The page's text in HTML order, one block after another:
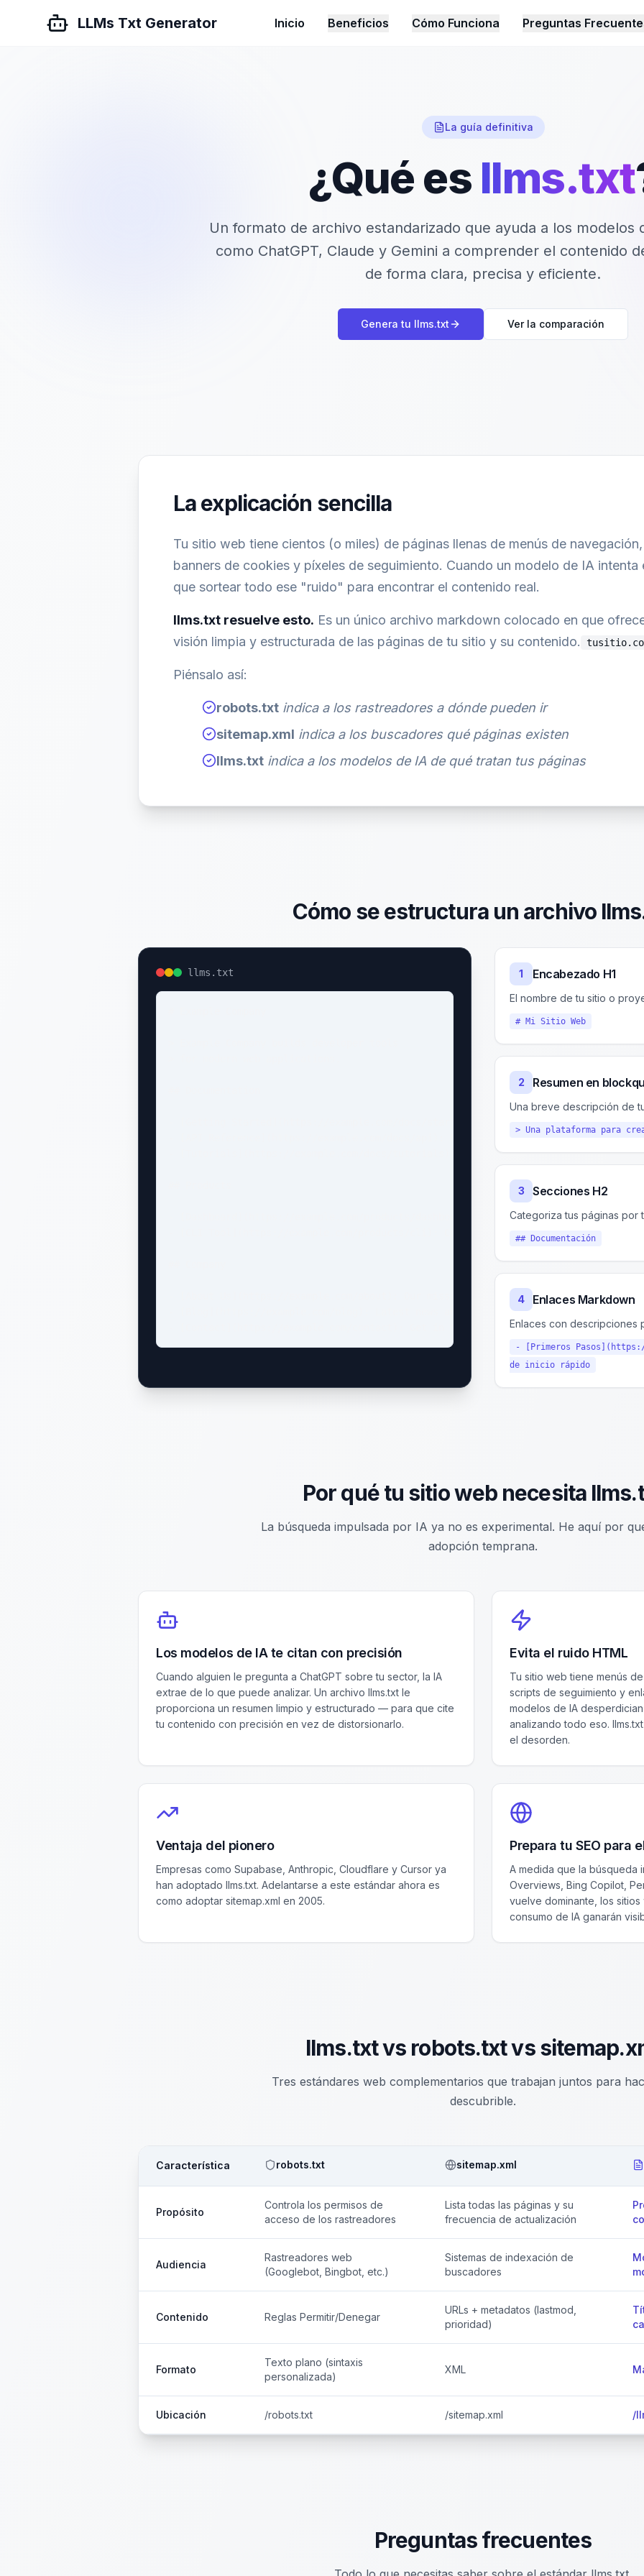
LLMs Txt Generator Inicio Beneficios Cómo Funciona Preguntas
La guía definitiva
¿Qué es llms.txt
Un formato de archivo estandarizado que ayuda a los modelos
como ChatGPT, Claude y Gemini a comprender el contenido
de forma clara, precisa y eficiente.
Genera tu llms.txt Ver la comparación
La explicación sencilla
Tu sitio web tiene cientos (o miles) de páginas llenas de menús de
banners de cookies y píxeles de seguimiento. Cuando un modelo de IA
que sortear todo ese "ruido" para encontrar el contenido real.
llms.txt resuelve esto. Es un único archivo markdown colocado en que
visión limpia y estructurada de las páginas de tu sitio y su contenido.
Piénsalo así:
robots.txt indica a los rastreadores a dónde pueden ir
sitemap.xml indica a los buscadores qué páginas existen
llms.txt indica a los modelos de IA de qué tratan tus páginas
Cómo se estructura un archivo
llms.txt
- [API Reference](https://example.com/docs/api): Full API documentation
- [Tutorials](https://example.com/docs/tutorials): Step-by-step guides
- [Dashboard](https://example.com/products/dashboard): Analytics dashboard
- [CLI Tool](https://example.com/products/cli): Command-line interface
1 Encabezado H1
El nombre de tu sitio o
# Mi Sitio Web
2 Resumen en
Una breve descripción de
> Una plataforma para
3 Secciones H2
Categoriza tus páginas por
## Documentación
4 Enlaces Markdown
Enlaces con descripciones
- [Primeros
de inicio rápido
Por qué tu sitio web necesita
La búsqueda impulsada por IA ya no es experimental. He aquí por
adopción temprana.
Los modelos de IA te citan con precisión
Cuando alguien le pregunta a ChatGPT sobre tu sector, la IA
extrae de lo que puede analizar. Un archivo llms.txt le
proporciona un resumen limpio y estructurado — para que cite
tu contenido con precisión en vez de distorsionarlo.
Evita el ruido HTML
Tu sitio web tiene menús
scripts de seguimiento y
modelos de IA
analizando todo eso.
el desorden.
Ventaja del pionero
Empresas como Supabase, Anthropic, Cloudflare y Cursor ya
han adoptado llms.txt. Adelantarse a este estándar ahora es
como adoptar sitemap.xml en 2005.
Prepara tu SEO para
A medida que la búsqueda
Overviews, Bing Copilot,
vuelve dominante, los
consumo de IA ganarán
llms.txt vs robots.txt vs
Tres estándares web complementarios que trabajan juntos para
descubrible.
Característica robots.txt sitemap.xml
Propósito
Controla los permisos de
acceso de los rastreadores
Lista todas las páginas y su
frecuencia de actualización
Audiencia
Rastreadores web
(Googlebot, Bingbot, etc.)
Sistemas de indexación de
buscadores
Contenido Reglas Permitir/Denegar
URLs + metadatos (lastmod,
prioridad)
Formato
Texto plano (sintaxis
personalizada)
XML
Ubicación /robots.txt /sitemap.xml /
Preguntas frecuentes